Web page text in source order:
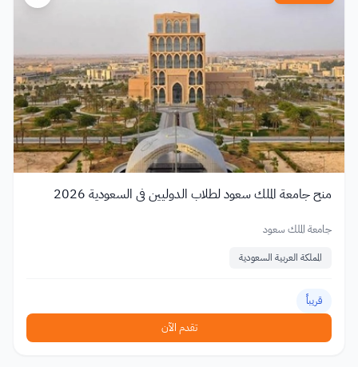
منح جامعة الملك سعود لطلاب الدوليين في السعودية 2026
جامعة الملك سعود
المملكة العربية السعودية
قريباً
تقدم الآن